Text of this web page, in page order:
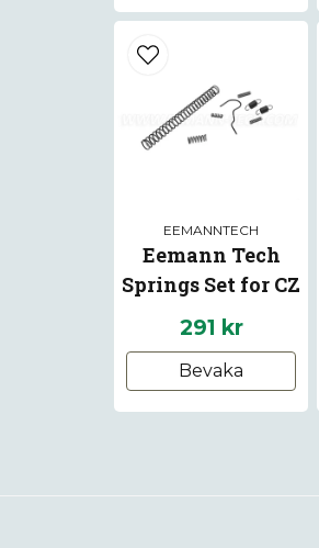
EEMANNTECH
Eemann Tech
Springs Set for CZ
P-10
291 kr
Bevaka